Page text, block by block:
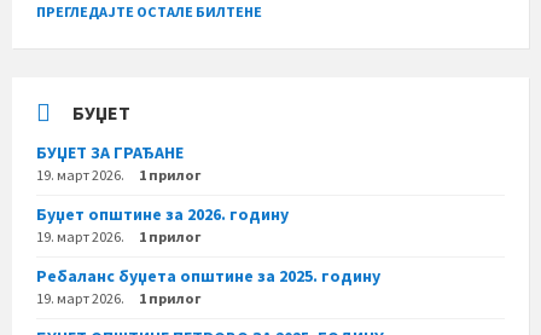
ПРЕГЛЕДАЈТЕ ОСТАЛЕ БИЛТЕНЕ
БУЏЕТ
БУЏЕТ ЗА ГРАЂАНЕ
19. март 2026. 1 прилог
Буџет општине за 2026. годину
19. март 2026. 1 прилог
Ребаланс буџета општине за 2025. годину
19. март 2026. 1 прилог